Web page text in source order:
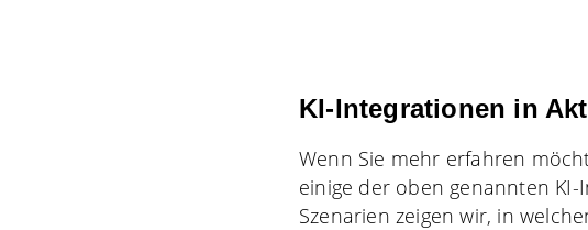
KI-Integrationen in
Wenn Sie mehr erfahren
einige der oben genannten
Szenarien zeigen wir, in